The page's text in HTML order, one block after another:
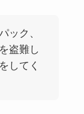
ック、
盗難し
してく